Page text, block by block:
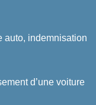
auto, indemnisation
d’une voiture